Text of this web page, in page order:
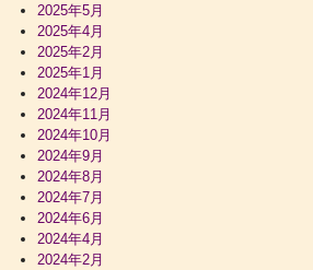
2025年5月
2025年4月
2025年2月
2025年1月
2024年12月
2024年11月
2024年10月
2024年9月
2024年8月
2024年7月
2024年6月
2024年4月
2024年2月